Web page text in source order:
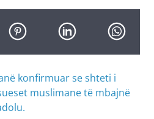
konfirmuar se shteti i
muslimane të mbajnë